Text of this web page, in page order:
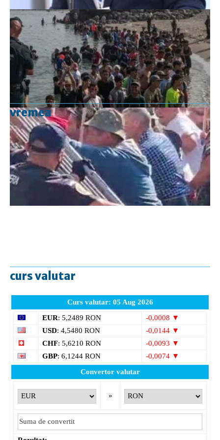
vremea
curs valutar
Curs valutar: 05 Aug 2026
EUR: 5,2489 RON
-0,0008 ▼
USD: 4,5480 RON
-0,0144 ▼
CHF: 5,6210 RON
-0,0093 ▼
GBP: 6,1244 RON
-0,0074 ▼
Convertor valutar
»